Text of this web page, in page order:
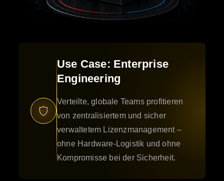
Use Case: Enterprise
Engineering
Verteilte, globale Teams profitieren
von zentralisiertem und sicher
verwaltetem Lizenzmanagement –
ohne Hardware-Logistik und ohne
Kompromisse bei der Sicherheit.